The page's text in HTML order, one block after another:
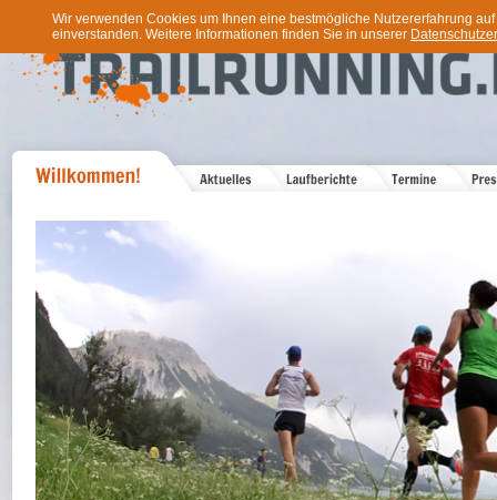
Wir verwenden Cookies um Ihnen eine bestmögliche Nutzererfahrung
einverstanden. Weitere Informationen finden Sie in unserer